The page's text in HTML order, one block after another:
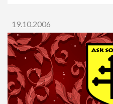
19.10.2006